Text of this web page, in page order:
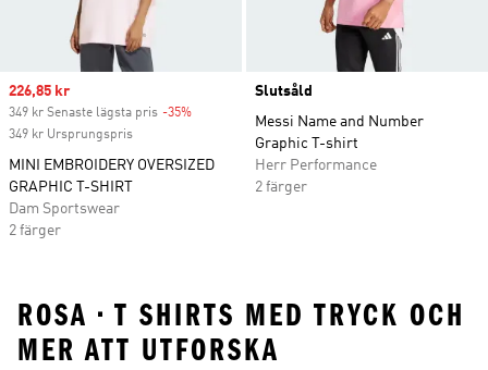
Sale price
226,85 kr
349 kr Senaste lägsta pris -35%
349 kr Ursprungspris
MINI EMBROIDERY OVERSIZED
GRAPHIC T-SHIRT
Dam Sportswear
2 färger
Slutsåld
Messi Name and Number
Graphic T-shirt
Herr Performance
2 färger
ROSA • T SHIRTS MED TRYCK OCH
MER ATT UTFORSKA